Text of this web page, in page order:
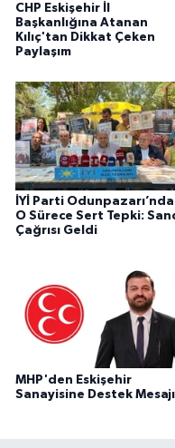
CHP Eskişehir İl
Başkanlığına Atanan
Kılıç'tan Dikkat Çeken
Paylaşım
İYİ Parti
O Sürece Sert Tepki:
Çağrısı Geldi
MHP'den Eskişehir
Sanayisine Destek Mesajı